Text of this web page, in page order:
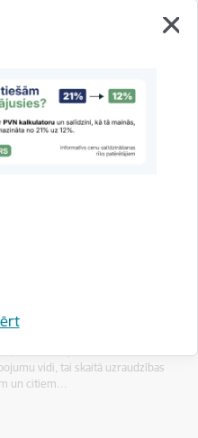
vidi, tai skaitā uzraudzības
un citiem…